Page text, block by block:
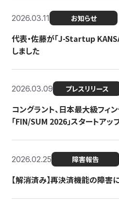
2026.03.11 お知らせ
代表・佐藤が「J-Startup
しました
2026.03.09 プレスリリース
コングラント、日本最大級フィ
「FIN/SUM 2026」スタートアッ
2026.02.25 障害報告
【解消済み】再決済機能の障害